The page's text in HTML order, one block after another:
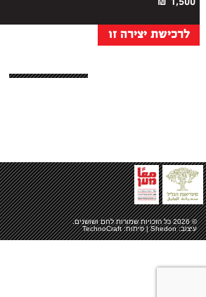
לרכישת יצירה זו
© 2026 כל הזכויות שמורות לחם ושושנים.
עיצוב:Shedon| פיתוח:TechnoCraft